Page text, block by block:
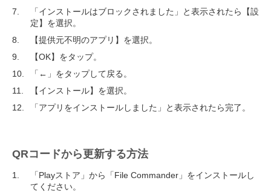
「インストールはブロックされました」と表示されたら【設
定】を選択。
【提供元不明のアプリ】を選択。
【OK】をタップ。
「←」をタップして戻る。
【インストール】を選択。
「アプリをインストールしました」と表示されたら完了。
QRコードから更新する方法
「Playストア」から「File Commander」をインストールし
てください。